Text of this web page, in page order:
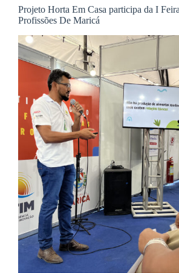
Projeto Horta Em Casa participa da I
Profissões De Maricá